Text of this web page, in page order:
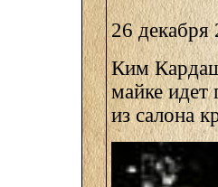
26 декабря
Ким
майке
из салона